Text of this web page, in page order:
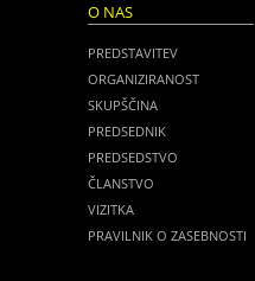
O NAS
PREDSTAVITEV
ORGANIZIRANOST
SKUPŠČINA
PREDSEDNIK
PREDSEDSTVO
ČLANSTVO
VIZITKA
PRAVILNIK O ZASEBNOSTI